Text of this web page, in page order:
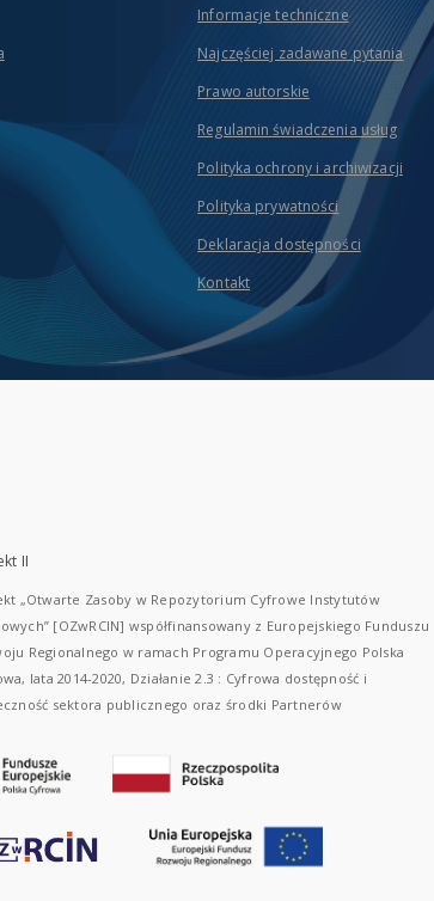
Informacje techniczne
Najczęściej zadawane pytania
Prawo autorskie
Regulamin świadczenia usług
Polityka ochrony i archiwizacji
Polityka prywatności
Deklaracja dostępności
Kontakt
II
„Otwarte Zasoby w Repozytorium Cyfrowe Instytutów
[OZwRCIN] współfinansowany z Europejskiego Funduszu
Regionalnego w ramach Programu Operacyjnego Polska
lata 2014-2020, Działanie 2.3 : Cyfrowa dostępność i
sektora publicznego oraz środki Partnerów